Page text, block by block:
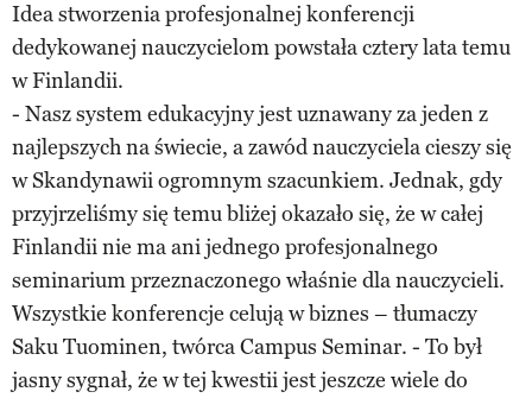
Idea stworzenia profesjonalnej konferencji
dedykowanej nauczycielom powstała cztery lata temu
w Finlandii.
- Nasz system edukacyjny jest uznawany za jeden z
najlepszych na świecie, a zawód nauczyciela cieszy się
w Skandynawii ogromnym szacunkiem. Jednak, gdy
przyjrzeliśmy się temu bliżej okazało się, że w całej
Finlandii nie ma ani jednego profesjonalnego
seminarium przeznaczonego właśnie dla nauczycieli.
Wszystkie konferencje celują w biznes – tłumaczy
Saku Tuominen, twórca Campus Seminar. - To był
jasny sygnał, że w tej kwestii jest jeszcze wiele do